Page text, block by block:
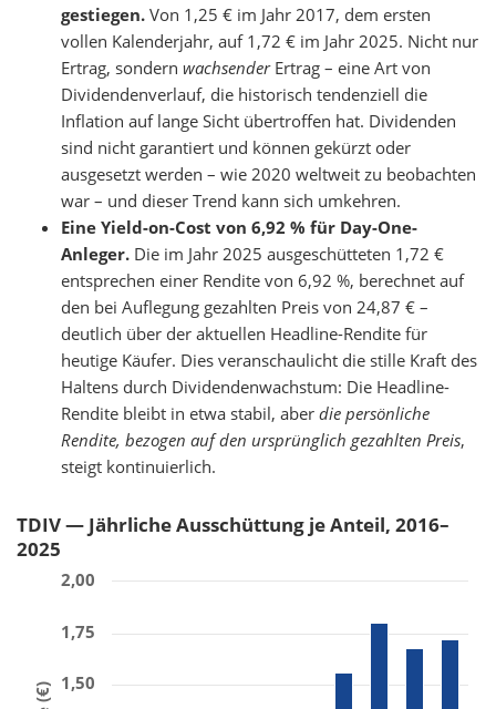
gestiegen. Von 1,25 € im Jahr 2017, dem ersten
vollen Kalenderjahr, auf 1,72 € im Jahr 2025. Nicht nur
Ertrag, sondern wachsenderErtrag – eine Art von
Dividendenverlauf, die historisch tendenziell die
Inflation auf lange Sicht übertroffen hat. Dividenden
sind nicht garantiert und können gekürzt oder
ausgesetzt werden – wie 2020 weltweit zu beobachten
war – und dieser Trend kann sich umkehren.
Eine Yield-on-Cost von 6,92 % für Day-One-
Anleger. Die im Jahr 2025 ausgeschütteten 1,72 €
entsprechen einer Rendite von 6,92 %, berechnet auf
den bei Auflegung gezahlten Preis von 24,87 € –
deutlich über der aktuellen Headline-Rendite für
heutige Käufer. Dies veranschaulicht die stille Kraft des
Haltens durch Dividendenwachstum: Die Headline-
Rendite bleibt in etwa stabil, aber die persönliche
Rendite, bezogen auf den ursprünglich gezahlten Preis,
steigt kontinuierlich.
TDIV — Jährliche Ausschüttung je Anteil, 2016–
2025
1,50
1,75
2,00